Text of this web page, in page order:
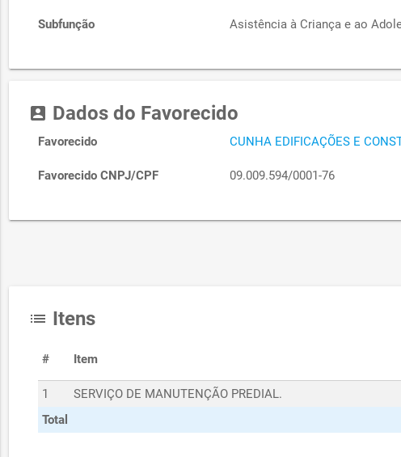
Subfunção Asistência à Criança e ao
account_box Dados do Favorecido
Favorecido CUNHA EDIFICAÇÕES E
Favorecido CNPJ/CPF 09.009.594/0001-76
list Itens
# Item
1 SERVIÇO DE MANUTENÇÃO PREDIAL.
Total